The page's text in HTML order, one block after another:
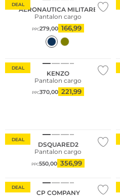
DEAL
AERONAUTICA MILITARE
Pantalon cargo
PPC279,00 166,99
DEAL
KENZO
Pantalon cargo
PPC370,00 221,99
DEAL
DSQUARED2
Pantalon cargo
PPC550,00 356,99
DEAL
CP COMPANY